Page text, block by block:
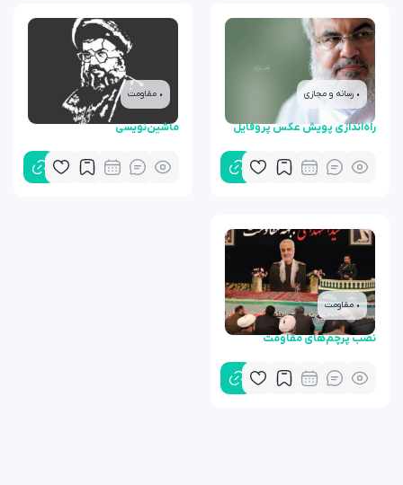
• رسانه و مجازی
راه‌اندازی پویش عکس پروفایل
• مقاومت
ماشین‌نویسی
• مقاومت
نصب پرچم‌های مقاومت